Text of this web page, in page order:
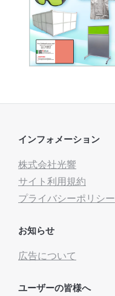
インフォメーション
株式会社光響
サイト利用規約
プライバシーポリシー
お知らせ
広告について
ユーザーの皆様へ